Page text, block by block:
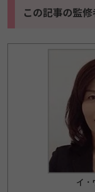
この記事の監修
イ・